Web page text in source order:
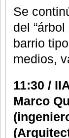
Se
del
barrio
medios,
11:30 /
Marco